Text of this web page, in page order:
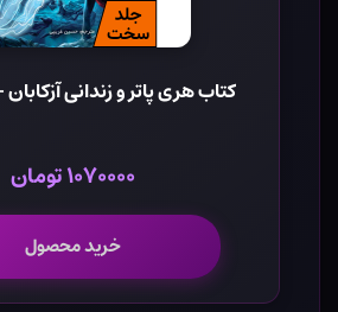
کتاب هری پاتر و زندانی
۱۰۷۰۰۰۰ تومان
خرید محصول